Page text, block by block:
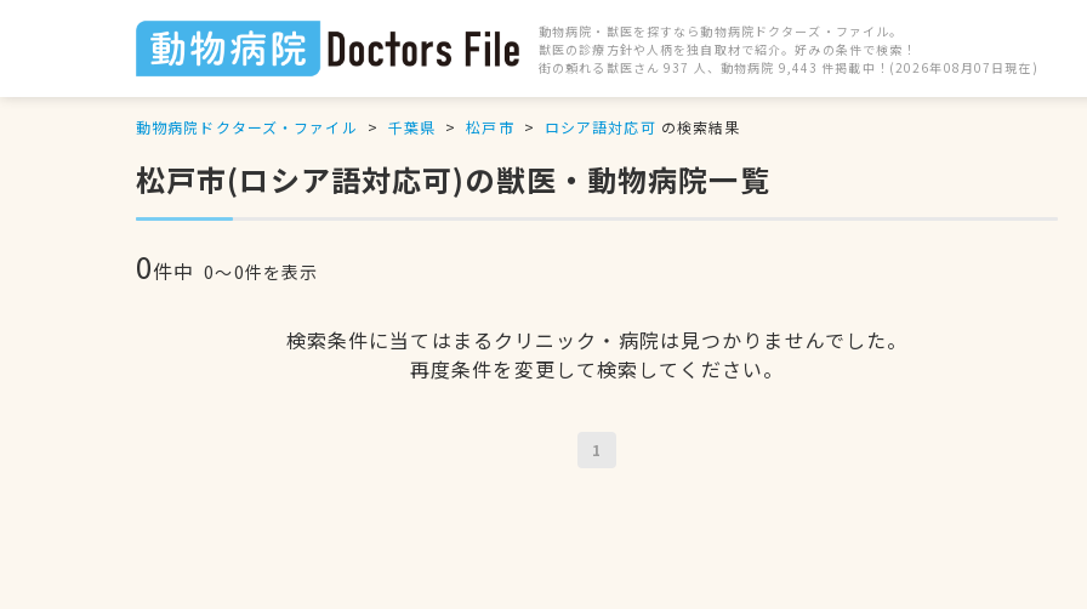
動物病院・獣医を探すなら動物病院ドクターズ・ファイル。
獣医の診療方針や人柄を独自取材で紹介。好みの条件で検索！
街の頼れる獣医さん 937 人、動物病院 9,443 件掲載中！(2026年08月07日現在)
動物病院ドクターズ・ファイル 千葉県 松戸市 ロシア語対応可 の検索結果
松戸市(ロシア語対応可)の獣医・動物病院一覧
0件中 0〜0件を表示
検索条件に当てはまるクリニック・病院は見つかりませんでした。
再度条件を変更して検索してください。
1